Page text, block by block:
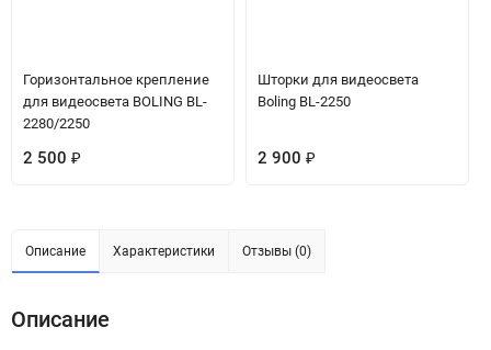
Горизонтальное крепление
для видеосвета BOLING BL-
2280/2250
2 500 ₽
Шторки для видеосвета
Boling BL-2250
2 900 ₽
Описание Характеристики Отзывы (0)
Описание